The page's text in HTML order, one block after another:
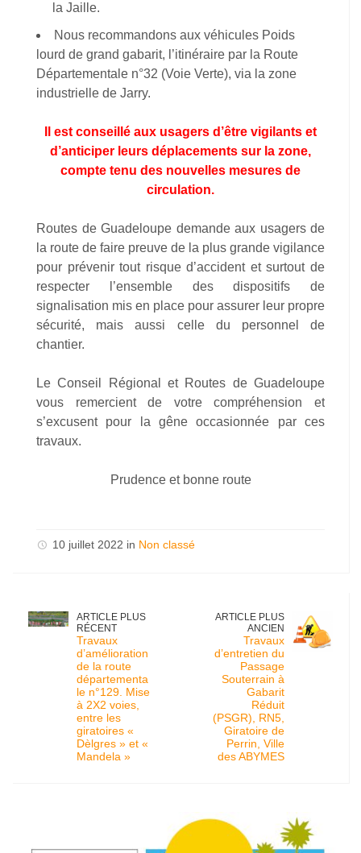
la Jaille.
Nous recommandons aux véhicules Poids
lourd de grand gabarit, l’itinéraire par la Route
Départementale n°32 (Voie Verte), via la zone
industrielle de Jarry.
Il est conseillé aux usagers d’être vigilants et
d’anticiper leurs déplacements sur la zone,
compte tenu des nouvelles mesures de
circulation.
Routes de Guadeloupe demande aux usagers de
la route de faire preuve de la plus grande vigilance
pour prévenir tout risque d’accident et surtout de
respecter l’ensemble des dispositifs de
signalisation mis en place pour assurer leur propre
sécurité, mais aussi celle du personnel de
chantier.
Le Conseil Régional et Routes de Guadeloupe
vous remercient de votre compréhension et
s’excusent pour la gêne occasionnée par ces
travaux.
Prudence et bonne route
10 juillet 2022 in Non classé
ARTICLE PLUS
RÉCENT
Travaux
d’amélioration
de la route
départementa
le n°129. Mise
à 2X2 voies,
entre les
giratoires «
Dèlgres » et «
Mandela »
ARTICLE PLUS
ANCIEN
Travaux
d’entretien du
Passage
Souterrain à
Gabarit
Réduit
(PSGR), RN5,
Giratoire de
Perrin, Ville
des ABYMES